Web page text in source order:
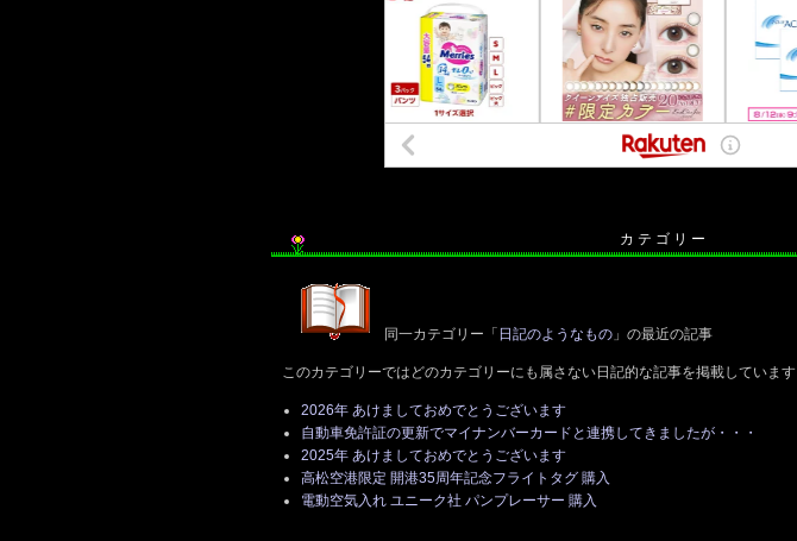
カ テ ゴ リ ー
同一カテゴリー「 日記のようなもの 」の最近の記事
このカテゴリーではどのカテゴリーにも属さない日記的な記事を掲載しています
2026年 あけましておめでとうございます
自動車免許証の更新でマイナンバーカードと連携してきましたが・・・
2025年 あけましておめでとうございます
高松空港限定 開港35周年記念フライトタグ 購入
電動空気入れ ユニーク社 パンプレーサー 購入